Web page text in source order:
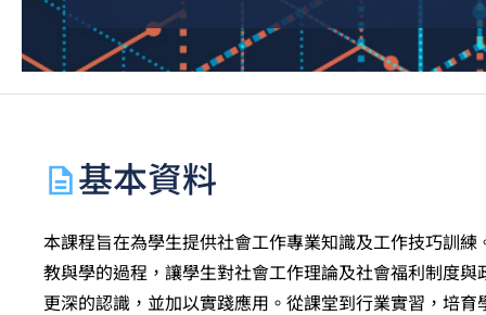
基本資料
本課程旨在為學生提供社會工作專業知識及工作技巧訓練
教與學的過程，讓學生對社會工作理論及社會福利制度與
更深的認識，並加以實踐應用。從課堂到行業實習，培育